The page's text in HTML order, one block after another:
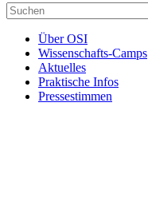
Über OSI
Wissenschafts-Camps
Aktuelles
Praktische Infos
Pressestimmen